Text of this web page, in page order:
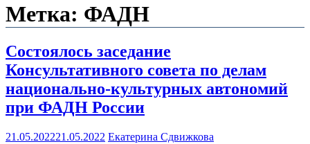
Метка: ФАДН
Состоялось заседание
Консультативного совета по делам
национально-культурных автономий
при ФАДН России
21.05.202221.05.2022 Екатерина Сдвижкова